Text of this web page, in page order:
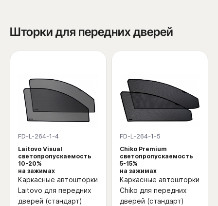
Шторки для передних дверей
FD-L-264-1-4
Laitovo Visual
светопропускаемость
10-20%
на зажимах
Каркасные автошторки
Laitovo для передних
дверей (стандарт)
FD-L-264-1-5
Chiko Premium
светопропускаемость
5-15%
на зажимах
Каркасные автошторки
Chiko для передних
дверей (стандарт)